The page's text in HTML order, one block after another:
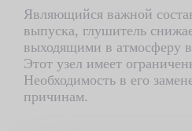
Являющийся важной
выпуска, глушитель
выходящими в атмосферу
Этот узел имеет
Необходимость в его
причинам.